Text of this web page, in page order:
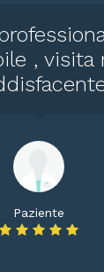
, visita
Paziente